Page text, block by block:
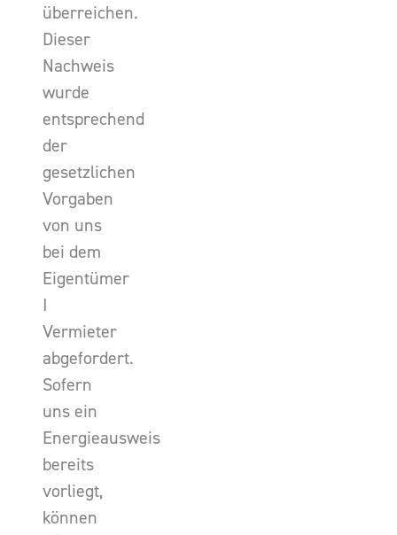
überreichen.
Dieser
Nachweis
wurde
entsprechend
der
gesetzlichen
Vorgaben
von uns
bei dem
Eigentümer
I
Vermieter
abgefordert.
Sofern
uns ein
Energieausweis
bereits
vorliegt,
können